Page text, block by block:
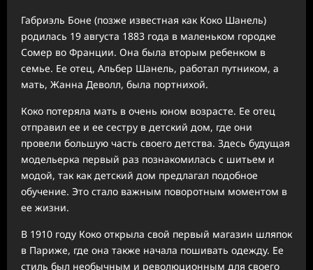
Габриэль Боне (позже известная как Коко Шанель)
родилась 19 августа 1883 года в маленьком городке
Сомер во Франции. Она была вторым ребенком в
семье. Ее отец, Альбер Шанель, работал путником, а
мать, Жанна Деволл, была портнихой.
Коко потеряла мать в очень юном возрасте. Ее отец
отправил ее и ее сестру в детский дом, где они
провели большую часть своего детства. Здесь будущая
модельерка первый раз познакомилась с шитьем и
модой, так как детский дом предлагал подобное
обучение. Это стало важным поворотным моментом в
ее жизни.
В 1910 году Коко открыла свой первый магазин шляпок
в Париже, где она также начала пошивать одежду. Ее
стиль был необычным и революционным для своего